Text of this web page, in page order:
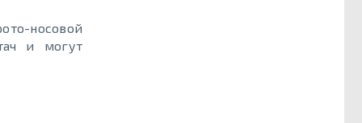
носовой
и могут